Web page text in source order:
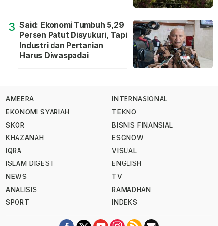
3 Said: Ekonomi Tumbuh 5,29
Persen Patut Disyukuri, Tapi
Industri dan Pertanian
Harus Diwaspadai
AMEERA
EKONOMI SYARIAH
SKOR
KHAZANAH
IQRA
ISLAM DIGEST
NEWS
ANALISIS
SPORT
INTERNASIONAL
TEKNO
BISNIS FINANSIAL
ESGNOW
VISUAL
ENGLISH
TV
RAMADHAN
INDEKS